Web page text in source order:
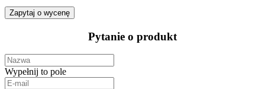
Zapytaj o wycenę
Pytanie o produkt
Wypełnij to pole